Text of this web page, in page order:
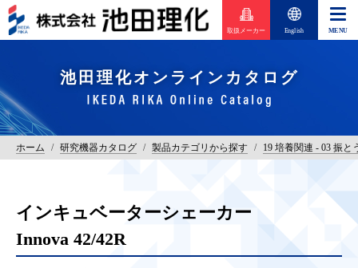
取扱メーカー English
池田理化オンラインカタログ
ホーム / 研究機器カタログ / 製品カテゴリから探す / 19 培養関連 - 03 振と
インキュベーターシェーカー
Innova 42/42R